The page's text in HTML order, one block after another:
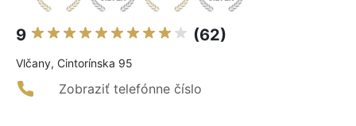
9 (62)
Vlčany, Cintorínska 95
Zobraziť telefónne číslo